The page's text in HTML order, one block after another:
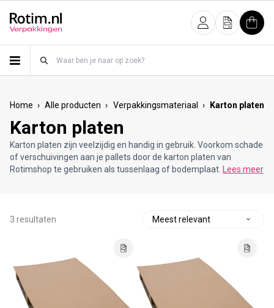
InloggenOfferte
Home › Alle producten › Verpakkingsmateriaal › Karton platen
Karton platen
Karton platen zijn veelzijdig en handig in gebruik. Voorkom schade
of verschuivingen aan je pallets door de karton platen van
Rotimshop te gebruiken als tussenlaag of bodemplaat. Lees meer
3 resultaten